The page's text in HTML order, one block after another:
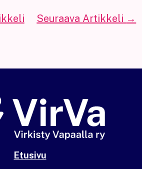
Seuraava Artikkeli →
Etusivu